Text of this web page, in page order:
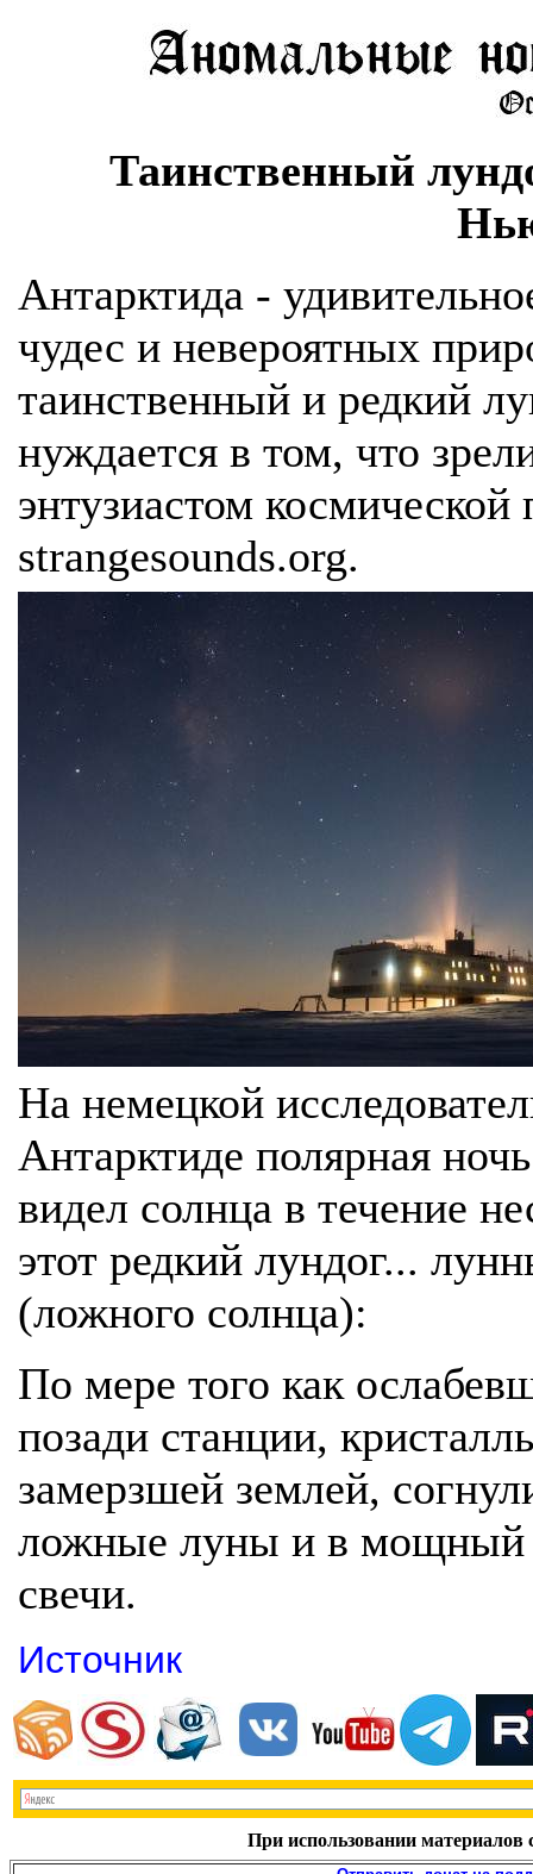
Таинственный
Антарктида -
чудес и невероятных
таинственный и редкий
нуждается в том, что
энтузиастом
strangesounds.org.
На немецкой
Антарктиде полярная
видел солнца в течение
этот редкий лундог...
(ложного солнца):
По мере того как
позади станции,
замерзшей землей,
ложные луны и в мощный
свечи.
Источник
При использовании материалов